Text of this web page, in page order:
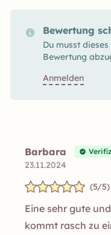
Bewertung
Du musst
Bewertung
Anmelden
Barbara
23.11.2024
(5/5)
Eine sehr gute
kommt rasch zu